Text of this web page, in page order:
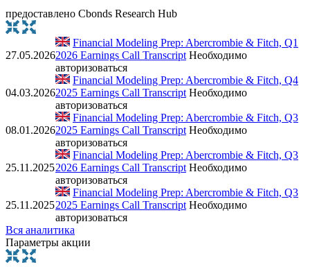
предоставлено Cbonds Research Hub
27.05.2026
Financial Modeling Prep: Abercrombie & Fitch, Q1
2026 Earnings Call Transcript Необходимо
авторизоваться
04.03.2026
Financial Modeling Prep: Abercrombie & Fitch, Q4
2025 Earnings Call Transcript Необходимо
авторизоваться
08.01.2026
Financial Modeling Prep: Abercrombie & Fitch, Q3
2025 Earnings Call Transcript Необходимо
авторизоваться
25.11.2025
Financial Modeling Prep: Abercrombie & Fitch, Q3
2026 Earnings Call Transcript Необходимо
авторизоваться
25.11.2025
Financial Modeling Prep: Abercrombie & Fitch, Q3
2025 Earnings Call Transcript Необходимо
авторизоваться
Вся аналитика
Параметры акции